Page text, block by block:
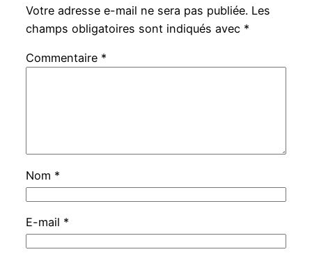
Votre adresse e-mail ne sera pas publiée. Les
champs obligatoires sont indiqués avec *
Commentaire *
Nom *
E-mail *